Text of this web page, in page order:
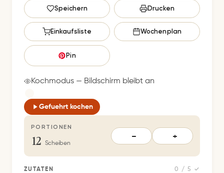
G
e
s
p
e
c
e
r
p
e
Speichern Drucken
Einkaufsliste Wochenplan
Pin
Kochmodus — Bildschirm bleibt an
Gefuehrt kochen
PORTIONEN
12 Scheiben
− +
ZUTATEN 0 / 5 ✓